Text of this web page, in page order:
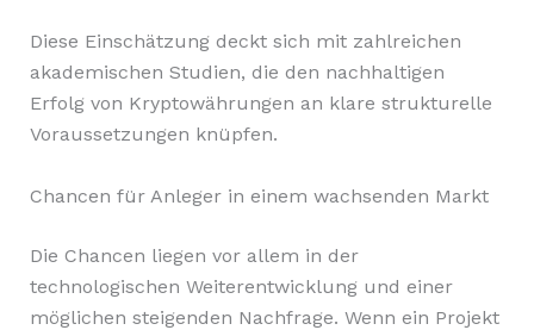
Diese Einschätzung deckt sich mit zahlreichen
akademischen Studien, die den nachhaltigen
Erfolg von Kryptowährungen an klare strukturelle
Voraussetzungen knüpfen.
Chancen für Anleger in einem wachsenden Markt
Die Chancen liegen vor allem in der
technologischen Weiterentwicklung und einer
möglichen steigenden Nachfrage. Wenn ein Projekt